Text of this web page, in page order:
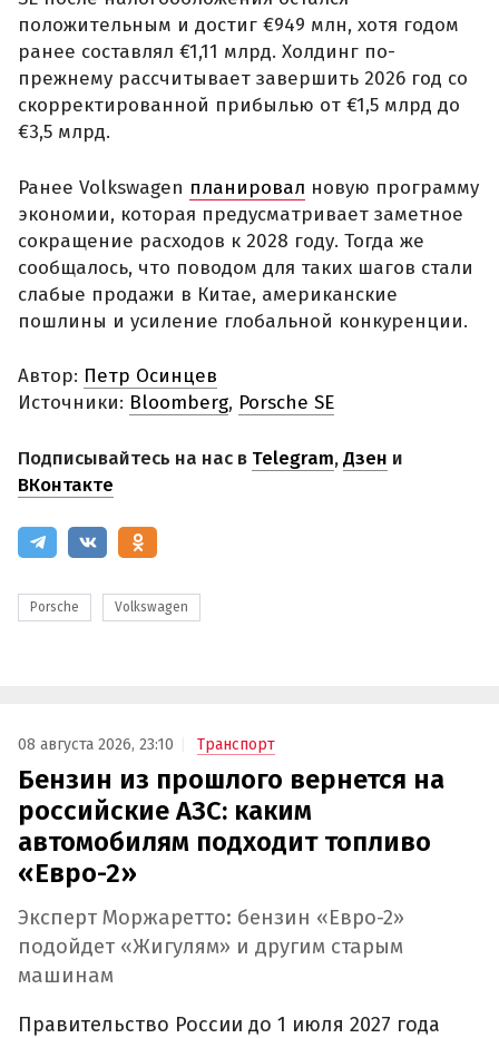
положительным и достиг €949 млн, хотя годом
ранее составлял €1,11 млрд. Холдинг по-
прежнему рассчитывает завершить 2026 год со
скорректированной прибылью от €1,5 млрд до
€3,5 млрд.
Ранее Volkswagen планировал новую программу
экономии, которая предусматривает заметное
сокращение расходов к 2028 году. Тогда же
сообщалось, что поводом для таких шагов стали
слабые продажи в Китае, американские
пошлины и усиление глобальной конкуренции.
Автор: Петр Осинцев
Источники: Bloomberg, Porsche SE
Подписывайтесь на нас в Telegram,Дзен и
ВКонтакте
Porsche Volkswagen
08 августа 2026, 23:10 Транспорт
Бензин из прошлого вернется на
российские АЗС: каким
автомобилям подходит топливо
«Евро-2»
Эксперт Моржаретто: бензин «Евро-2»
подойдет «Жигулям» и другим старым
машинам
Правительство России до 1 июля 2027 года